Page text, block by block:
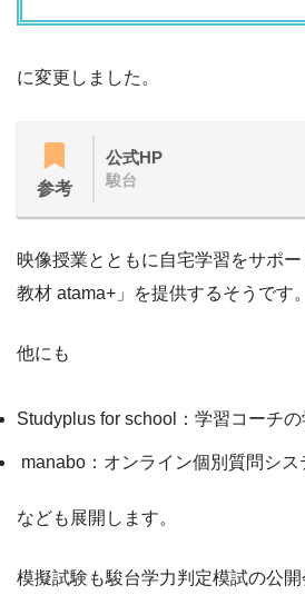
に変更しました。
参考
公式HP
駿台
映像授業とともに自宅学習をサポ
教材 atama+」を提供するそうです。
他にも
Studyplus for school：学習コーチ
manabo：オンライン個別質問シス
なども展開します。
模擬試験も駿台学力判定模試の公